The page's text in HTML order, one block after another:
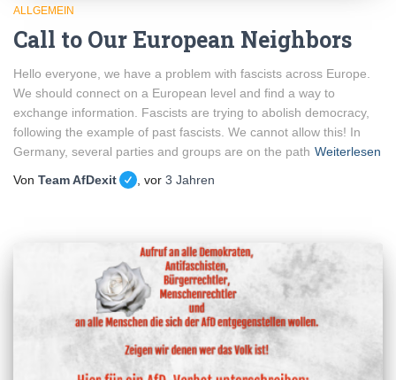
ALLGEMEIN
Call to Our European Neighbors
Hello everyone, we have a problem with fascists across Europe.
We should connect on a European level and find a way to
exchange information. Fascists are trying to abolish democracy,
following the example of past fascists. We cannot allow this! In
Germany, several parties and groups are on the path Weiterlesen
Von Team AfDexit , vor 3 Jahren